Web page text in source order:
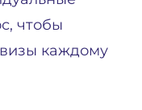
чтобы
каждому